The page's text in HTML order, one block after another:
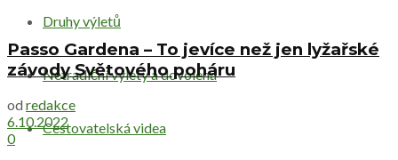
Druhy výletů
Netradiční výlety a dovolená
Cestovatelská videa
Passo Gardena – To jevíce než jen lyžařské
závody Světového poháru
od redakce
6.10.2022
0